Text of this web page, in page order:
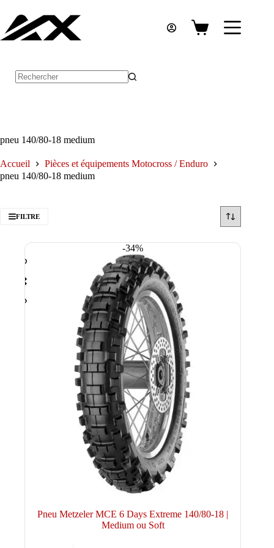
contenu
Panier
pneu 140/80-18 medium
Accueil
Pièces et équipements Motocross / Enduro
pneu 140/80-18 medium
FILTRE
-34%
Pneu Metzeler MCE 6 Days Extreme 140/80-18 |
Medium ou Soft